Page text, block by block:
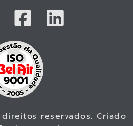
reservados. Criado